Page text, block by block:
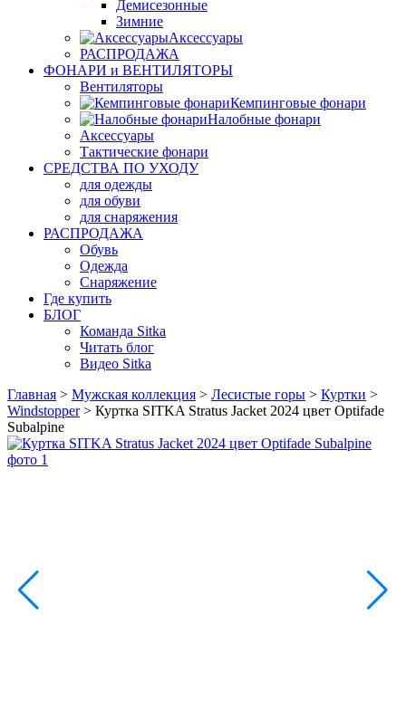
Демисезонные
Зимние
Аксессуары
РАСПРОДАЖА
ФОНАРИ и ВЕНТИЛЯТОРЫ
Вентиляторы
Кемпинговые фонари
Налобные фонари
Аксессуары
Тактические фонари
СРЕДСТВА ПО УХОДУ
для одежды
для обуви
для снаряжения
РАСПРОДАЖА
Обувь
Одежда
Снаряжение
Где купить
БЛОГ
Команда Sitka
Читать блог
Видео Sitka
Главная > Мужская коллекция > Лесистые горы > Куртки >
Windstopper > Куртка SITKA Stratus Jacket 2024 цвет Optifade
Subalpine